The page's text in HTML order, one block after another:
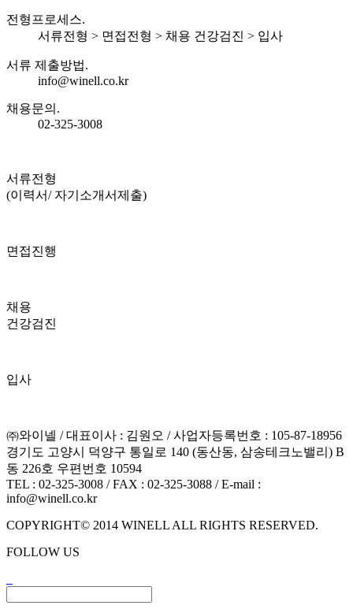
전형프로세스.
서류전형 > 면접전형 > 채용 건강검진 > 입사
서류 제출방법.
info@winell.co.kr
채용문의.
02-325-3008
서류전형
(이력서/ 자기소개서제출)
면접진행
채용
건강검진
입사
㈜와이넬 / 대표이사 : 김원오 / 사업자등록번호 : 105-87-18956
경기도 고양시 덕양구 통일로 140 (동산동, 삼송테크노밸리) B
동 226호 우편번호 10594
TEL : 02-325-3008 / FAX : 02-325-3088 / E-mail :
info@winell.co.kr
COPYRIGHT© 2014 WINELL ALL RIGHTS RESERVED.
FOLLOW US